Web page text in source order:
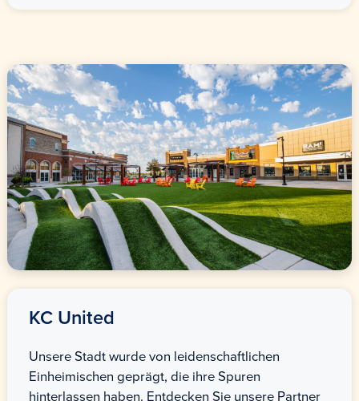
KC United
Unsere Stadt wurde von leidenschaftlichen
Einheimischen geprägt, die ihre Spuren
hinterlassen haben. Entdecken Sie unsere Partner